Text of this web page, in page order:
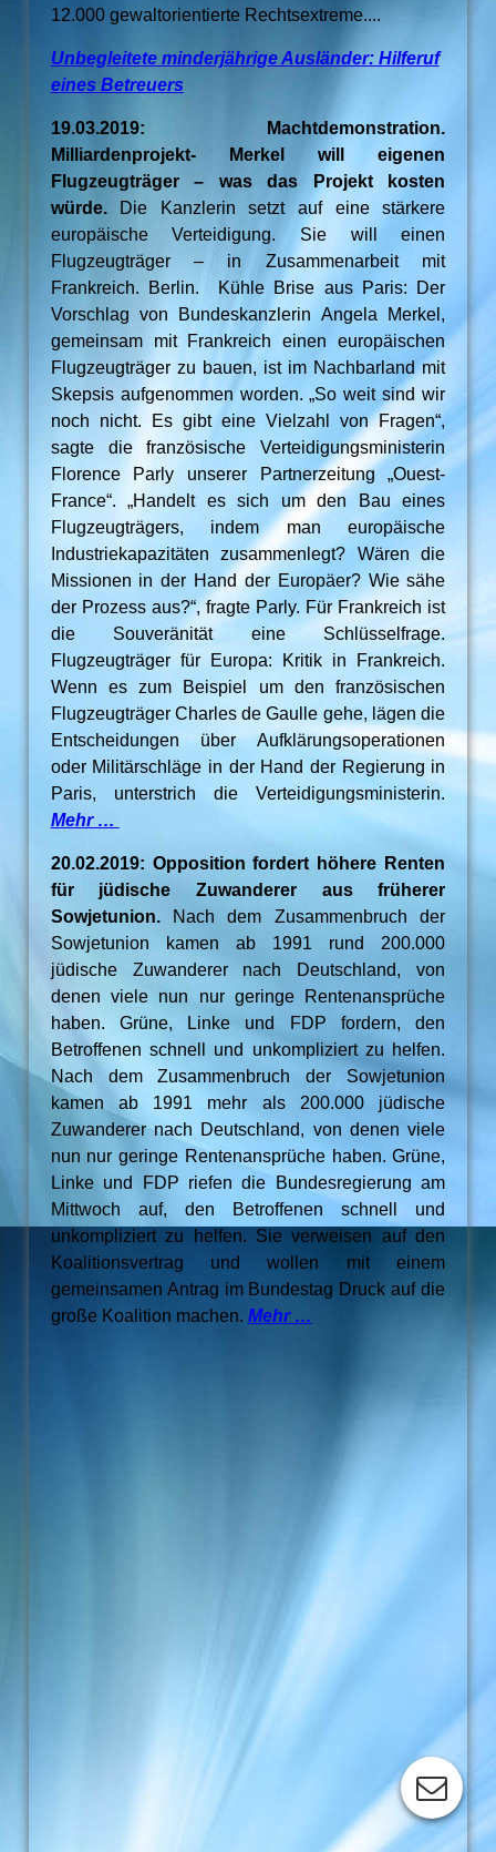
12.000 gewaltorientierte Rechtsextreme....
Unbegleitete minderjährige Ausländer: Hilferuf
eines Betreuers
19.03.2019: Machtdemonstration.
Milliardenprojekt- Merkel will eigenen
Flugzeugträger – was das Projekt kosten
würde.Die Kanzlerin setzt auf eine stärkere
europäische Verteidigung. Sie will einen
Flugzeugträger – in Zusammenarbeit mit
Frankreich. Berlin. Kühle Brise aus Paris: Der
Vorschlag von Bundeskanzlerin Angela Merkel,
gemeinsam mit Frankreich einen europäischen
Flugzeugträger zu bauen, ist im Nachbarland mit
Skepsis aufgenommen worden. „So weit sind wir
noch nicht. Es gibt eine Vielzahl von Fragen“,
sagte die französische Verteidigungsministerin
Florence Parly unserer Partnerzeitung „Ouest-
France“. „Handelt es sich um den Bau eines
Flugzeugträgers, indem man europäische
Industriekapazitäten zusammenlegt? Wären die
Missionen in der Hand der Europäer? Wie sähe
der Prozess aus?“, fragte Parly. Für Frankreich ist
die Souveränität eine Schlüsselfrage.
Flugzeugträger für Europa: Kritik in Frankreich.
Wenn es zum Beispiel um den französischen
Flugzeugträger Charles de Gaulle gehe, lägen die
Entscheidungen über Aufklärungsoperationen
oder Militärschläge in der Hand der Regierung in
Paris, unterstrich die Verteidigungsministerin.
Mehr …
20.02.2019: Opposition fordert höhere Renten
für jüdische Zuwanderer aus früherer
Sowjetunion.Nach dem Zusammenbruch der
Sowjetunion kamen ab 1991 rund 200.000
jüdische Zuwanderer nach Deutschland, von
denen viele nun nur geringe Rentenansprüche
haben. Grüne, Linke und FDP fordern, den
Betroffenen schnell und unkompliziert zu helfen.
Nach dem Zusammenbruch der Sowjetunion
kamen ab 1991 mehr als 200.000 jüdische
Zuwanderer nach Deutschland, von denen viele
nun nur geringe Rentenansprüche haben. Grüne,
Linke und FDP riefen die Bundesregierung am
Mittwoch auf, den Betroffenen schnell und
unkompliziert zu helfen. Sie verweisen auf den
Koalitionsvertrag und wollen mit einem
gemeinsamen Antrag im Bundestag Druck auf die
große Koalition machen. Mehr …